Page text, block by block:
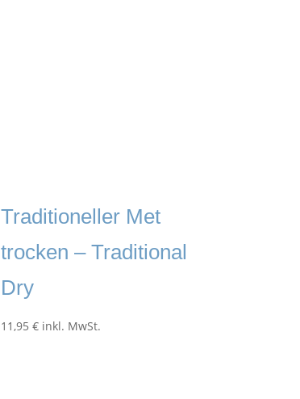
Traditioneller Met
trocken – Traditional
Dry
11,95 € inkl. MwSt.